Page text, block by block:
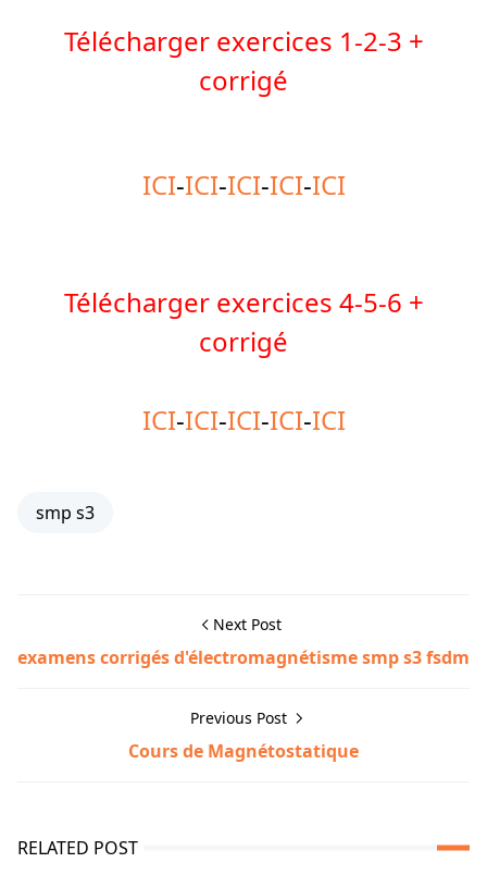
Télécharger exercices 1-2-3 +
corrigé
ICI-ICI-ICI-ICI-ICI
Télécharger exercices 4-5-6 +
corrigé
ICI-ICI-ICI-ICI-ICI
smp s3
Next Post
examens corrigés d'électromagnétisme smp s3 fsdm
Previous Post
Cours de Magnétostatique
RELATED POST